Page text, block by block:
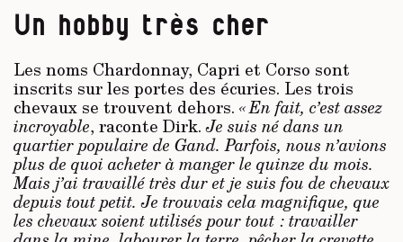
Un hobby très cher
Les noms Chardonnay, Capri et Corso sont
inscrits sur les portes des écuries. Les trois
chevaux se trouvent dehors. « En fait, c’est assez
incroyable, raconte Dirk.Je suis né dans un
quartier populaire de Gand. Parfois, nous n’avions
plus de quoi acheter à manger le quinze du mois.
Mais j’ai travaillé très dur et je suis fou de chevaux
depuis tout petit. Je trouvais cela magnifique, que
les chevaux soient utilisés pour tout : travailler